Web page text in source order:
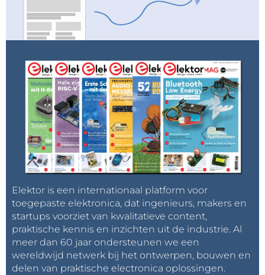
Elektor is een internationaal platform voor
toegepaste elektronica, dat ingenieurs, makers en
startups voorziet van kwalitatieve content,
praktische kennis en inzichten uit de industrie. Al
meer dan 60 jaar ondersteunen we een
wereldwijd netwerk bij het ontwerpen, bouwen en
delen van praktische electronica oplossingen.